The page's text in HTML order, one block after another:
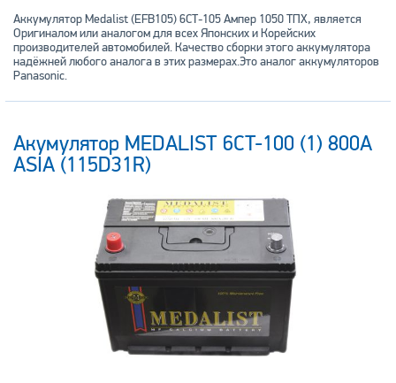
Аккумулятор Medalist (EFB105) 6СТ-105 Ампер 1050 ТПХ, является
Оригиналом или аналогом для всех Японских и Корейских
производителей автомобилей. Качество сборки этого аккумулятора
надёжней любого аналога в этих размерах.Это аналог аккумуляторов
Panasonic.
Акумулятор MEDALIST 6CT-100 (1) 800А
ASIA (115D31R)